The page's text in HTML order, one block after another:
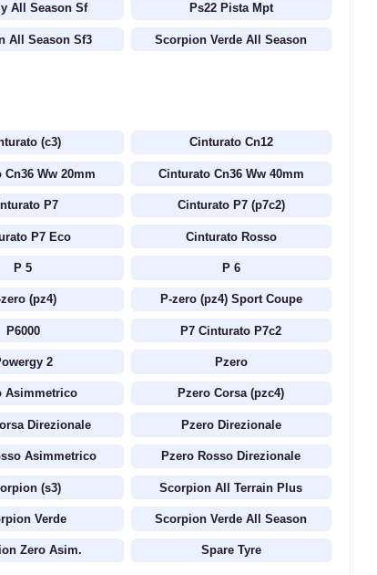
All Season Sf Ps22 Pista Mpt
All Season Sf3 Scorpion Verde All Season
(c3) Cinturato Cn12
Cn36 Ww 20mm Cinturato Cn36 Ww 40mm
P7 Cinturato P7 (p7c2)
P7 Eco Cinturato Rosso
P 5 P 6
zero (pz4) P-zero (pz4) Sport Coupe
P6000 P7 Cinturato P7c2
2 Pzero
Asimmetrico Pzero Corsa (pzc4)
Direzionale Pzero Direzionale
Asimmetrico Pzero Rosso Direzionale
(s3) Scorpion All Terrain Plus
Verde Scorpion Verde All Season
Zero Asim. Spare Tyre